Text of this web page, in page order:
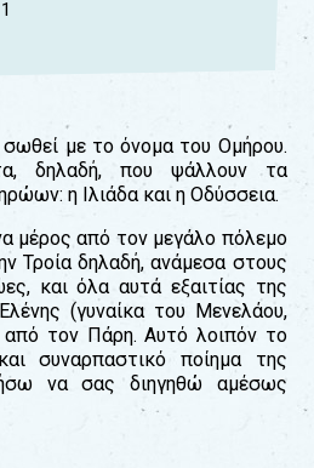
1
με το όνομα του Ομήρου.
δηλαδή, που ψάλλουν τα
η Ιλιάδα και η Οδύσσεια.
μέρος από τον μεγάλο πόλεμο
Τροία δηλαδή, ανάμεσα στους
και όλα αυτά εξαιτίας της
(γυναίκα του Μενελάου,
από τον Πάρη. Αυτό λοιπόν το
συναρπαστικό ποίημα της
να σας διηγηθώ αμέσως